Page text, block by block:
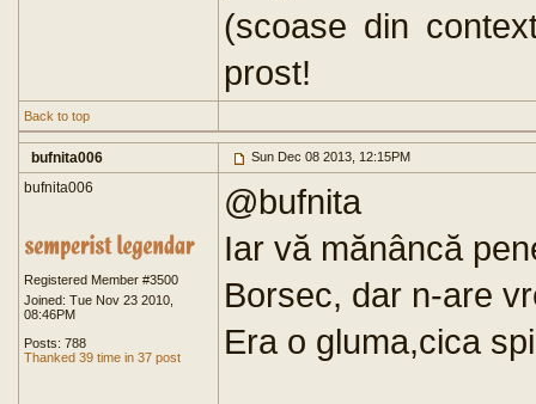
(scoase din
prost!
Back to top
bufnita006 Sun Dec 08 2013, 12:15PM
bufnita006
Registered Member #3500
Joined: Tue Nov 23 2010,
08:46PM
Posts: 788
Thanked 39 time in 37 post
@bufnita
Iar vă mănâncă
Borsec, dar n-are
Era o gluma,cica